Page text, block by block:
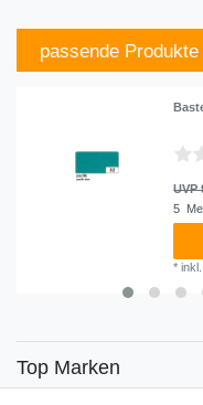
passende Produkte
UVP
5
*
Top Marken